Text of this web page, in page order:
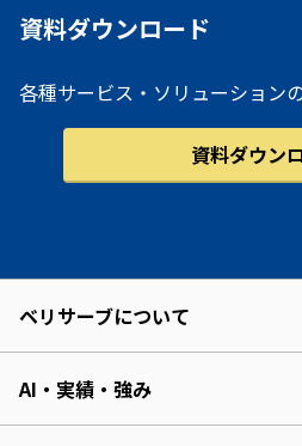
資料ダウンロード
各種サービス・ソリューション
資料ダウン
ベリサーブについて
AI・実績・強み